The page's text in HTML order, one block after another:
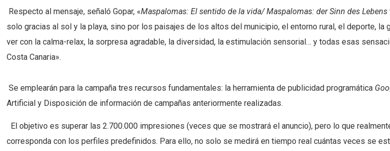
Respecto al mensaje, señaló Gopar, «Maspalomas: El sentido de la vida/ Maspalomas: der Sinn des Lebens
solo gracias al sol y la playa, sino por los paisajes de los altos del municipio, el entorno rural, el deporte,
ver con la calma-relax, la sorpresa agradable, la diversidad, la estimulación sensorial… y todas esas
Costa Canaria».
Se emplearán para la campaña tres recursos fundamentales: la herramienta de publicidad programática
Artificial y Disposición de información de campañas anteriormente realizadas.
El objetivo es superar las 2.700.000 impresiones (veces que se mostrará el anuncio), pero lo que
corresponda con los perfiles predefinidos. Para ello, no solo se medirá en tiempo real cuántas veces se